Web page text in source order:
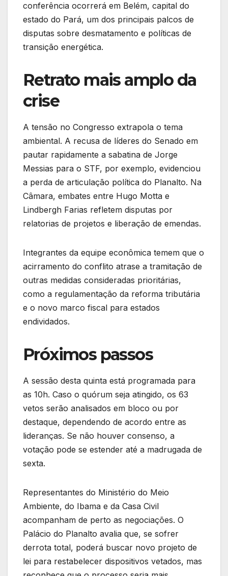
conferência ocorrerá em Belém, capital do
estado do Pará, um dos principais palcos de
disputas sobre desmatamento e políticas de
transição energética.
Retrato mais amplo da
crise
A tensão no Congresso extrapola o tema
ambiental. A recusa de líderes do Senado em
pautar rapidamente a sabatina de Jorge
Messias para o STF, por exemplo, evidenciou
a perda de articulação política do Planalto. Na
Câmara, embates entre Hugo Motta e
Lindbergh Farias refletem disputas por
relatorias de projetos e liberação de emendas.
Integrantes da equipe econômica temem que o
acirramento do conflito atrase a tramitação de
outras medidas consideradas prioritárias,
como a regulamentação da reforma tributária
e o novo marco fiscal para estados
endividados.
Próximos passos
A sessão desta quinta está programada para
as 10h. Caso o quórum seja atingido, os 63
vetos serão analisados em bloco ou por
destaque, dependendo de acordo entre as
lideranças. Se não houver consenso, a
votação pode se estender até a madrugada de
sexta.
Representantes do Ministério do Meio
Ambiente, do Ibama e da Casa Civil
acompanham de perto as negociações. O
Palácio do Planalto avalia que, se sofrer
derrota total, poderá buscar novo projeto de
lei para restabelecer dispositivos vetados, mas